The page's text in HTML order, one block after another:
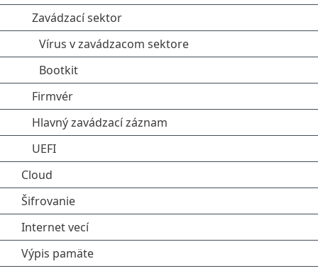
Zavádzací sektor
Vírus v zavádzacom sektore
Bootkit
Firmvér
Hlavný zavádzací záznam
UEFI
Cloud
Šifrovanie
Internet vecí
Výpis pamäte